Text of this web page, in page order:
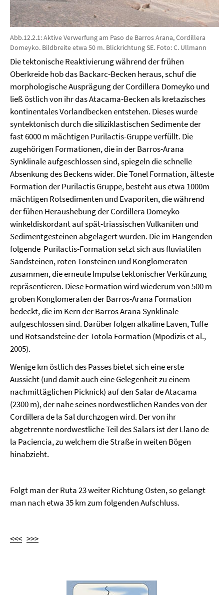
Abb.12.2.1: Aktive Verwerfung am Paso de Barros Arana, Cordillera
Domeyko. Bildbreite etwa 50 m. Blickrichtung SE. Foto: C. Ullmann
Die tektonische Reaktivierung während der frühen
Oberkreide hob das Backarc-Becken heraus, schuf die
morphologische Ausprägung der Cordillera Domeyko und
ließ östlich von ihr das Atacama-Becken als kretazisches
kontinentales Vorlandbecken entstehen. Dieses wurde
syntektonisch durch die siliziklastischen Sedimente der
fast 6000 m mächtigen Purilactis-Gruppe verfüllt. Die
zugehörigen Formationen, die in der Barros-Arana
Synklinale aufgeschlossen sind, spiegeln die schnelle
Absenkung des Beckens wider. Die Tonel Formation, älteste
Formation der Purilactis Gruppe, besteht aus etwa 1000m
mächtigen Rotsedimenten und Evaporiten, die während
der fühen Heraushebung der Cordillera Domeyko
winkeldiskordant auf spät-triassischen Vulkaniten und
Sedimentgesteinen abgelagert wurden. Die im Hangenden
folgende Purilactis-Formation setzt sich aus fluviatilen
Sandsteinen, roten Tonsteinen und Konglomeraten
zusammen, die erneute Impulse tektonischer Verkürzung
repräsentieren. Diese Formation wird wiederum von 500 m
groben Konglomeraten der Barros-Arana Formation
bedeckt, die im Kern der Barros Arana Synklinale
aufgeschlossen sind. Darüber folgen alkaline Laven, Tuffe
und Rotsandsteine der Totola Formation (Mpodizis et al.,
2005).
Wenige km östlich des Passes bietet sich eine erste
Aussicht (und damit auch eine Gelegenheit zu einem
nachmittäglichen Picknick) auf den Salar de Atacama
(2300 m), der nahe seines nordwestlichen Randes von der
Cordillera de la Sal durchzogen wird. Der von ihr
abgetrennte nordwestliche Teil des Salars ist der Llano de
la Paciencia, zu welchem die Straße in weiten Bögen
hinabzieht.
Folgt man der Ruta 23 weiter Richtung Osten, so gelangt
man nach etwa 35 km zum folgenden Aufschluss.
<<< >>>